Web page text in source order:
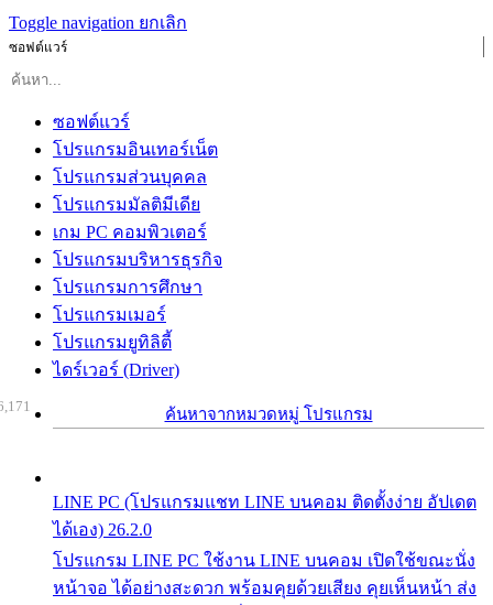
Toggle navigation ยกเลิก
ซอฟต์แวร์
ซอฟต์แวร์
โปรแกรมอินเทอร์เน็ต
โปรแกรมส่วนบุคคล
โปรแกรมมัลติมีเดีย
เกม PC คอมพิวเตอร์
โปรแกรมบริหารธุรกิจ
โปรแกรมการศึกษา
โปรแกรมเมอร์
โปรแกรมยูทิลิตี้
ไดร์เวอร์ (Driver)
ค้นหาจากหมวดหมู่ โปรแกรม
LINE PC (โปรแกรมแชท LINE บนคอม ติดตั้งง่าย อัปเดต
ได้เอง) 26.2.0
โปรแกรม LINE PC ใช้งาน LINE บนคอม เปิดใช้ขณะนั่ง
หน้าจอ ได้อย่างสะดวก พร้อมคุยด้วยเสียง คุยเห็นหน้า ส่ง